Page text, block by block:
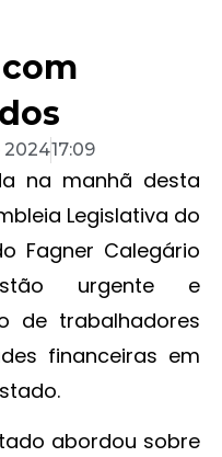
202417:09
na manhã desta
Legislativa do
Fagner Calegário
urgente e
de trabalhadores
financeiras em
abordou sobre